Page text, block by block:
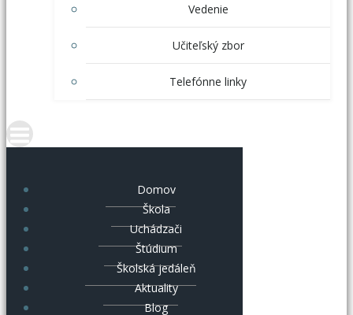
Vedenie
Učiteľský zbor
Telefónne linky
Domov
Škola
Uchádzači
Štúdium
Školská jedáleň
Aktuality
Blog